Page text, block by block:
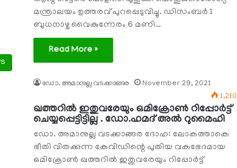
മന്ത്രാലയം ഉത്തരവ് പുറപ്പെടുവിച്ചു. ഡിസംബര്‍ 1
ബുധനാഴ്ച വൈകുന്നേരം 6 മണി…
Read More »
ഡോ. അമാനുല്ല വടക്കാങ്ങര
November 29, 2021
1,210
ഖത്തറില്‍ ഇതുവരേയും ഒമിക്രോണ്‍ റിപ്പോര്‍ട്ട്
ചെയ്യപ്പെട്ടിട്ടില്ല . ഡോ.ഹമദ് അല്‍ റുമൈഹി
ഡോ. അമാനുല്ല വടക്കാങ്ങര ദോഹ: ലോകത്താകെ
ഭീതി വിതക്കുന്ന കേവിഡിന്റെ പുതിയ വകഭേദമായ
ഒമിക്രോണ്‍ ഖത്തറില്‍ ഇതുവരേയും റിപ്പോര്‍ട്ട്